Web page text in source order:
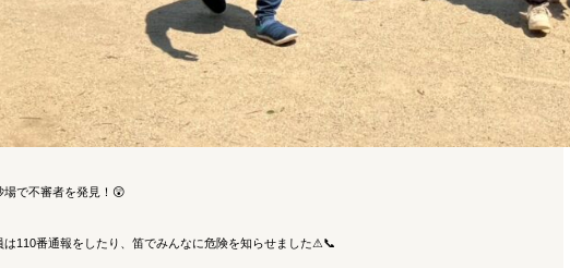
場で不審者を発見！😲
は110番通報をしたり、笛でみんなに危険を知らせました⚠📞